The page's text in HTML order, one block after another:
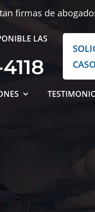
firmas de
LAS
CASO